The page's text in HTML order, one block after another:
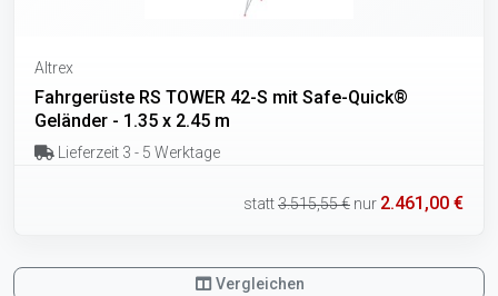
Altrex
Fahrgerüste RS TOWER 42-S mit Safe-Quick®
Geländer - 1.35 x 2.45 m
Lieferzeit 3 - 5 Werktage
statt3.515,55 € nur 2.461,00 €
Vergleichen